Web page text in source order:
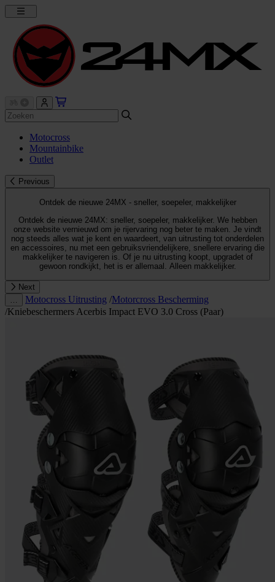
Motocross
Mountainbike
Outlet
Previous
Ontdek de nieuwe 24MX - sneller, soepeler, makkelijker
Ontdek de nieuwe 24MX: sneller, soepeler, makkelijker. We hebben
onze website vernieuwd om je rijervaring nog beter te maken. Je vindt
nog steeds alles wat je kent en waardeert, van uitrusting tot onderdelen
en accessoires, nu met een gebruiksvriendelijkere, snellere ervaring die
makkelijker te navigeren is. Of je nu uitrusting koopt, upgradet of
gewoon rondkijkt, het is er allemaal. Alleen makkelijker.
Next
Motocross Uitrusting /Motorcross Bescherming
/Kniebeschermers Acerbis Impact EVO 3.0 Cross (Paar)